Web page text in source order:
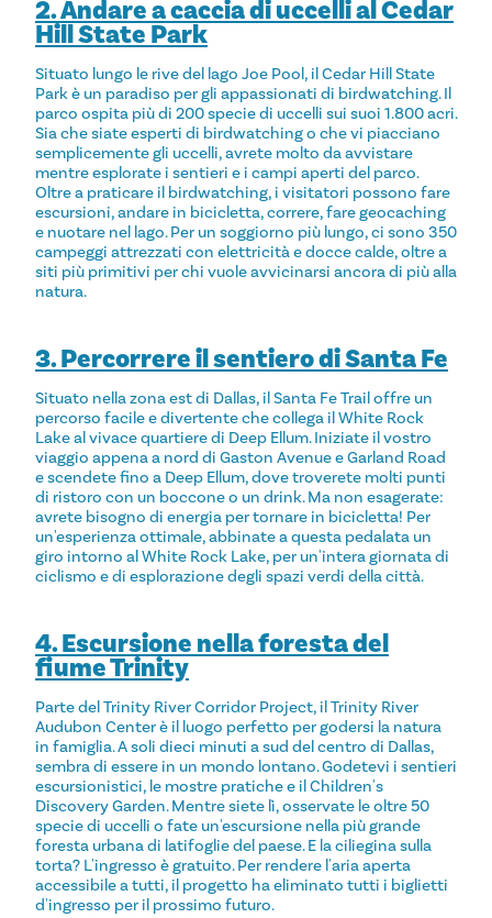
2. Andare a caccia di uccelli al Cedar
Hill State Park
Situato lungo le rive del lago Joe Pool, il Cedar Hill State
Park è un paradiso per gli appassionati di birdwatching. Il
parco ospita più di 200 specie di uccelli sui suoi 1.800 acri.
Sia che siate esperti di birdwatching o che vi piacciano
semplicemente gli uccelli, avrete molto da avvistare
mentre esplorate i sentieri e i campi aperti del parco.
Oltre a praticare il birdwatching, i visitatori possono fare
escursioni, andare in bicicletta, correre, fare geocaching
e nuotare nel lago. Per un soggiorno più lungo, ci sono 350
campeggi attrezzati con elettricità e docce calde, oltre a
siti più primitivi per chi vuole avvicinarsi ancora di più alla
natura.
3. Percorrere il sentiero di Santa Fe
Situato nella zona est di Dallas, il Santa Fe Trail offre un
percorso facile e divertente che collega il White Rock
Lake al vivace quartiere di Deep Ellum. Iniziate il vostro
viaggio appena a nord di Gaston Avenue e Garland Road
e scendete fino a Deep Ellum, dove troverete molti punti
di ristoro con un boccone o un drink. Ma non esagerate:
avrete bisogno di energia per tornare in bicicletta! Per
un'esperienza ottimale, abbinate a questa pedalata un
giro intorno al White Rock Lake, per un'intera giornata di
ciclismo e di esplorazione degli spazi verdi della città.
4. Escursione nella foresta del
fiume Trinity
Parte del Trinity River Corridor Project, il Trinity River
Audubon Center è il luogo perfetto per godersi la natura
in famiglia. A soli dieci minuti a sud del centro di Dallas,
sembra di essere in un mondo lontano. Godetevi i sentieri
escursionistici, le mostre pratiche e il Children's
Discovery Garden. Mentre siete lì, osservate le oltre 50
specie di uccelli o fate un'escursione nella più grande
foresta urbana di latifoglie del paese. E la ciliegina sulla
torta? L'ingresso è gratuito. Per rendere l'aria aperta
accessibile a tutti, il progetto ha eliminato tutti i biglietti
d'ingresso per il prossimo futuro.